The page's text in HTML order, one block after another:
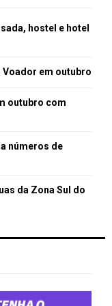
hostel e hotel
Voador em outubro
outubro com
números de
da Zona Sul do